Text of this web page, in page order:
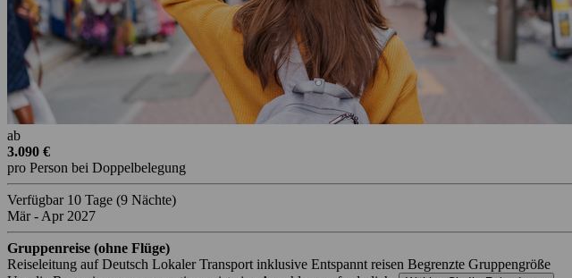
ab
3.090 €
pro Person bei Doppelbelegung
Verfügbar 10 Tage (9 Nächte)
Mär - Apr 2027
Gruppenreise (ohne Flüge)
Reiseleitung auf Deutsch Lokaler Transport inklusive Entspannt reisen Begrenzte Gruppengröße